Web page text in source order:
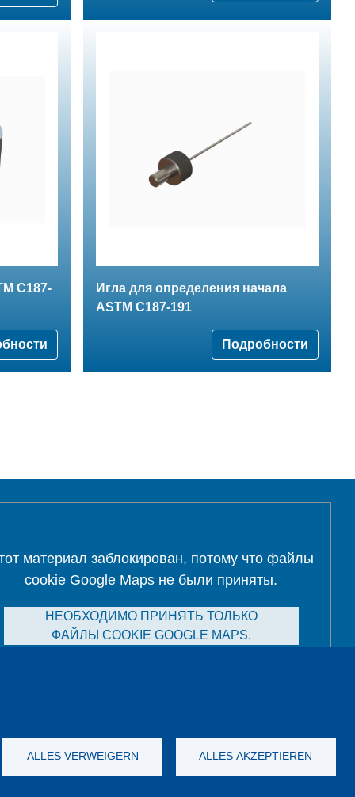
C187-
Игла для определения начала
ASTM C187-191
Подробности
ALLES VERWEIGERN ALLES AKZEPTIEREN
материал заблокирован, потому что файлы
cookie Google Maps не были приняты.
НЕОБХОДИМО ПРИНЯТЬ ТОЛЬКО
ФАЙЛЫ COOKIE GOOGLE MAPS.
данных Выходные данные GTC